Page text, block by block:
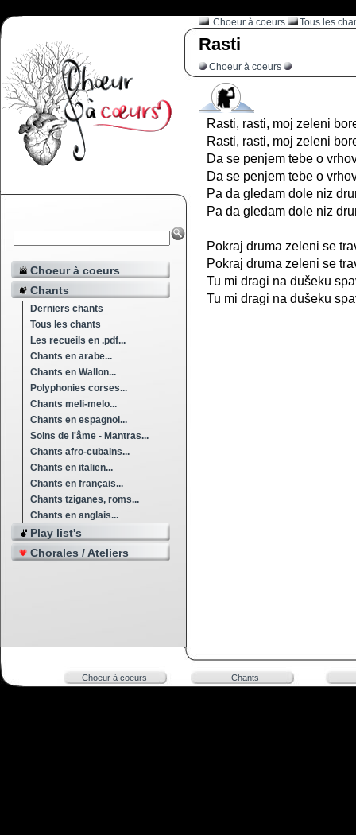
Choeur à coeurs
Chants
Derniers chants
Tous les chants
Les recueils en .pdf...
Chants en arabe...
Chants en Wallon...
Polyphonies corses...
Chants meli-melo...
Chants en espagnol...
Soins de l'âme - Mantras...
Chants afro-cubains...
Chants en italien...
Chants en français...
Chants tziganes, roms...
Chants en anglais...
Play list's
Chorales / Ateliers
Choeur à coeurs Tous les
Rasti
Choeur à coeurs
Rasti, rasti, moj zeleni
Rasti, rasti, moj zeleni
Da se penjem tebe o
Da se penjem tebe o
Pa da gledam dole niz
Pa da gledam dole niz
Pokraj druma zeleni se
Pokraj druma zeleni se
Tu mi dragi na dušeku
Tu mi dragi na dušeku
Choeur à coeurs Chants